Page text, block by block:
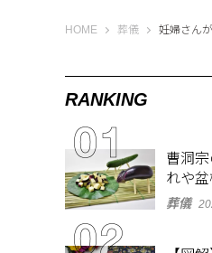
HOME 第三人生 〜寄り道の
葬儀 妊婦さん
RANKING
曹洞
れや
を解説
葬儀